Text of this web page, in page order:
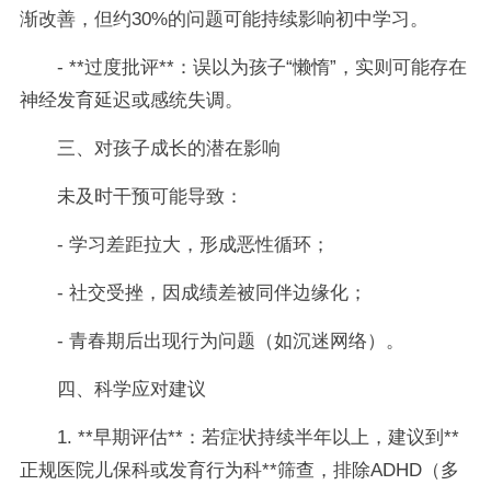
渐改善，但约30%的问题可能持续影响初中学习。
- **过度批评**：误以为孩子“懒惰”，实则可能存在
神经发育延迟或感统失调。
三、对孩子成长的潜在影响
未及时干预可能导致：
- 学习差距拉大，形成恶性循环；
- 社交受挫，因成绩差被同伴边缘化；
- 青春期后出现行为问题（如沉迷网络）。
四、科学应对建议
1. **早期评估**：若症状持续半年以上，建议到**
正规医院儿保科或发育行为科**筛查，排除ADHD（多